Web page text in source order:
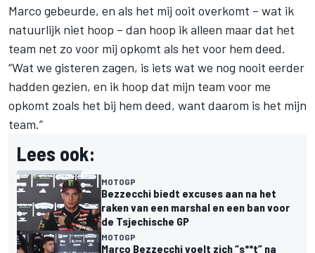
Marco gebeurde, en als het mij ooit overkomt – wat ik
natuurlijk niet hoop – dan hoop ik alleen maar dat het
team net zo voor mij opkomt als het voor hem deed.
“Wat we gisteren zagen, is iets wat we nog nooit eerder
hadden gezien, en ik hoop dat mijn team voor me
opkomt zoals het bij hem deed, want daarom is het mijn
team.”
Lees ook:
MOTOGP
Bezzecchi biedt excuses aan na het
raken van een marshal en een ban voor
de Tsjechische GP
MOTOGP
Marco Bezzecchi voelt zich “s**t” na